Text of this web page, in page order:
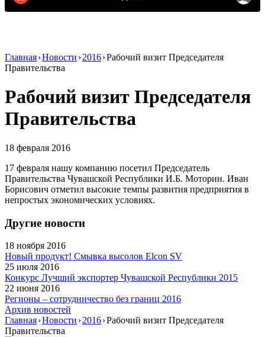
Главная›Новости ›2016›Рабочий визит Председателя
Правительства
Рабочий визит Председателя
Правительства
18 февраля 2016
17 февраля нашу компанию посетил Председатель
Правительства Чувашской Республики И.Б. Моторин. Иван
Борисович отметил высокие темпы развития предприятия в
непростых экономических условиях.
Другие новости
18 ноября 2016
Новый продукт! Смывка высолов Elcon SV
25 июля 2016
Конкурс Лучший экспортер Чувашской Республики 2015
22 июня 2016
Регионы – сотрудничество без границ 2016
Архив новостей
Главная›Новости ›2016›Рабочий визит Председателя
Правительства